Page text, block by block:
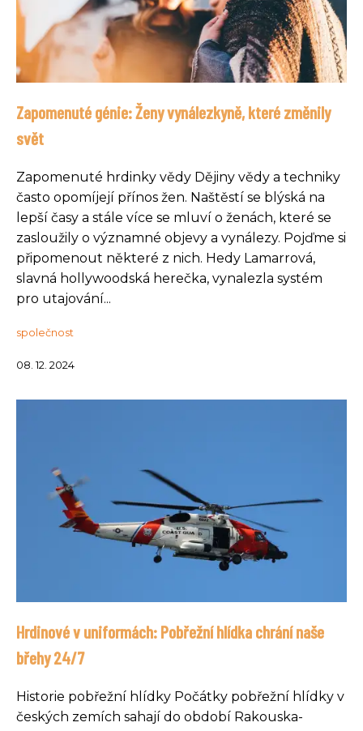
Zapomenuté génie: Ženy vynálezkyně, které změnily
svět
Zapomenuté hrdinky vědy Dějiny vědy a techniky
často opomíjejí přínos žen. Naštěstí se blýská na
lepší časy a stále více se mluví o ženách, které se
zasloužily o významné objevy a vynálezy. Pojďme si
připomenout některé z nich. Hedy Lamarrová,
slavná hollywoodská herečka, vynalezla systém
pro utajování...
společnost
08. 12. 2024
Hrdinové v uniformách: Pobřežní hlídka chrání naše
břehy 24/7
Historie pobřežní hlídky Počátky pobřežní hlídky v
českých zemích sahají do období Rakouska-